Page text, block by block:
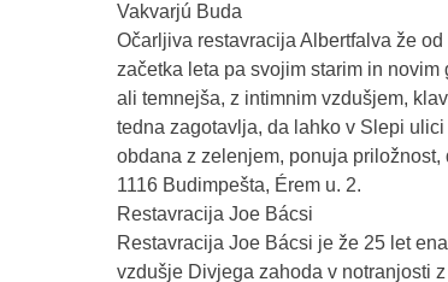
Vakvarjú Buda
Očarljiva restavracija Albertfalva že
začetka leta pa svojim starim in
ali temnejša, z intimnim vzdušjem,
tedna zagotavlja, da lahko v Slepi
obdana z zelenjem, ponuja
1116 Budimpešta, Érem u. 2.
Restavracija Joe Bácsi
Restavracija Joe Bácsi je že 25 let
vzdušje Divjega zahoda v notranjosti